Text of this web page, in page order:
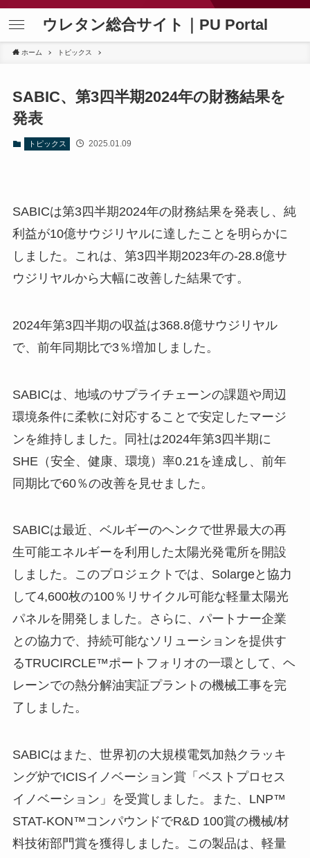
ウレタン総合サイト｜PU Portal
ホーム トピックス
SABIC、第3四半期2024年の財務結果を
発表
トピックス 2025.01.09
SABICは第3四半期2024年の財務結果を発表し、純
利益が10億サウジリヤルに達したことを明らかに
しました。これは、第3四半期2023年の-28.8億サ
ウジリヤルから大幅に改善した結果です。
2024年第3四半期の収益は368.8億サウジリヤル
で、前年同期比で3％増加しました。
SABICは、地域のサプライチェーンの課題や周辺
環境条件に柔軟に対応することで安定したマージ
ンを維持しました。同社は2024年第3四半期に
SHE（安全、健康、環境）率0.21を達成し、前年
同期比で60％の改善を見せました。
SABICは最近、ベルギーのヘンクで世界最大の再
生可能エネルギーを利用した太陽光発電所を開設
しました。このプロジェクトでは、Solargeと協力
して4,600枚の100％リサイクル可能な軽量太陽光
パネルを開発しました。さらに、パートナー企業
との協力で、持続可能なソリューションを提供す
るTRUCIRCLE™ポートフォリオの一環として、ヘ
レーンでの熱分解油実証プラントの機械工事を完
了しました。
SABICはまた、世界初の大規模電気加熱クラッキ
ング炉でICISイノベーション賞「ベストプロセス
イノベーション」を受賞しました。また、LNP™
STAT-KON™コンパウンドでR&D 100賞の機械/材
料技術部門賞を獲得しました。この製品は、軽量